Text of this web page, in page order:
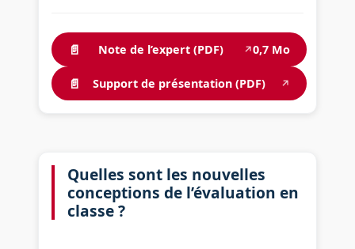
📄 Note de l’expert (PDF) ↗0,7 Mo
📄 Support de présentation (PDF) ↗
Quelles sont les nouvelles
conceptions de l’évaluation en
classe ?